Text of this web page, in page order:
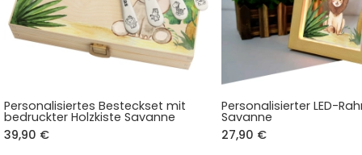
Personalisiertes Besteckset mit
bedruckter Holzkiste Savanne
39,90 €
Personalisierter LED-
Savanne
27,90 €